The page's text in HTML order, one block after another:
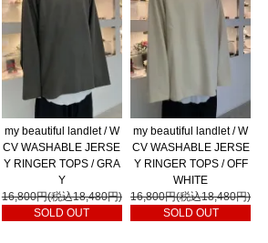
my beautiful landlet / W
CV WASHABLE JERSE
Y RINGER TOPS / GRA
Y
16,800円(税込18,480円)
SOLD OUT
my beautiful landlet / W
CV WASHABLE JERSE
Y RINGER TOPS / OFF
WHITE
16,800円(税込18,480円)
SOLD OUT